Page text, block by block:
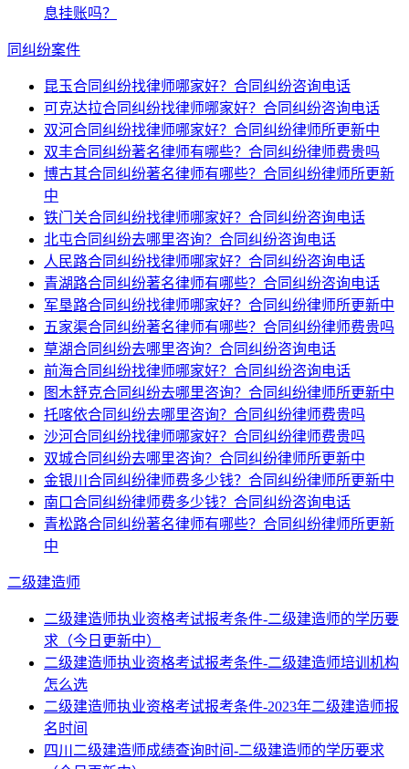
息挂账吗？
同纠纷案件
昆玉合同纠纷找律师哪家好？合同纠纷咨询电话
可克达拉合同纠纷找律师哪家好？合同纠纷咨询电话
双河合同纠纷找律师哪家好？合同纠纷律师所更新中
双丰合同纠纷著名律师有哪些？合同纠纷律师费贵吗
博古其合同纠纷著名律师有哪些？合同纠纷律师所更新
中
铁门关合同纠纷找律师哪家好？合同纠纷咨询电话
北屯合同纠纷去哪里咨询？合同纠纷咨询电话
人民路合同纠纷找律师哪家好？合同纠纷咨询电话
青湖路合同纠纷著名律师有哪些？合同纠纷咨询电话
军垦路合同纠纷找律师哪家好？合同纠纷律师所更新中
五家渠合同纠纷著名律师有哪些？合同纠纷律师费贵吗
草湖合同纠纷去哪里咨询？合同纠纷咨询电话
前海合同纠纷找律师哪家好？合同纠纷咨询电话
图木舒克合同纠纷去哪里咨询？合同纠纷律师所更新中
托喀依合同纠纷去哪里咨询？合同纠纷律师费贵吗
沙河合同纠纷找律师哪家好？合同纠纷律师费贵吗
双城合同纠纷去哪里咨询？合同纠纷律师所更新中
金银川合同纠纷律师费多少钱？合同纠纷律师所更新中
南口合同纠纷律师费多少钱？合同纠纷咨询电话
青松路合同纠纷著名律师有哪些？合同纠纷律师所更新
中
二级建造师
二级建造师执业资格考试报考条件-二级建造师的学历要
求（今日更新中）
二级建造师执业资格考试报考条件-二级建造师培训机构
怎么选
二级建造师执业资格考试报考条件-2023年二级建造师报
名时间
四川二级建造师成绩查询时间-二级建造师的学历要求